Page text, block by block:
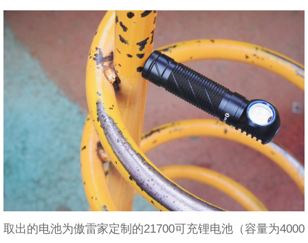
取出的电池为傲雷家定制的21700可充锂电池（容量为4000